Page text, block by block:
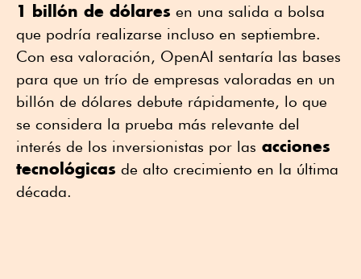
1 billón de dólares en una salida a bolsa
que podría realizarse incluso en septiembre.
Con esa valoración, OpenAI sentaría las bases
para que un trío de empresas valoradas en un
billón de dólares debute rápidamente, lo que
se considera la prueba más relevante del
interés de los inversionistas por las acciones
tecnológicas de alto crecimiento en la última
década.